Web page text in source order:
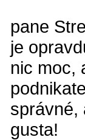
pane
je
nic moc,
správné,
gusta!